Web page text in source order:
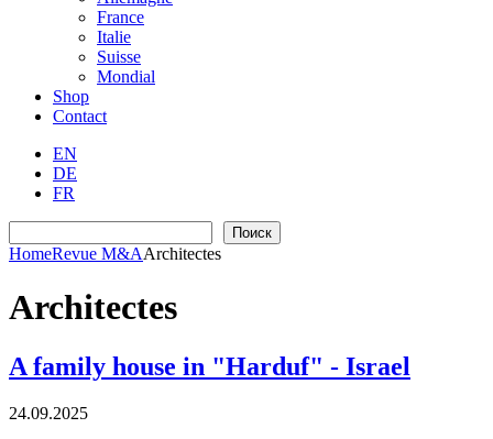
France
Italie
Suisse
Mondial
Shop
Contact
EN
DE
FR
Поиск
HomeRevue M&AArchitectes
Architectes
A family house in "Harduf" - Israel
24.09.2025